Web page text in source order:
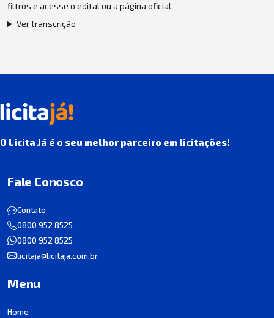
filtros e acesse o edital ou a página oficial.
Ver transcrição
O Licita Já é o seu melhor parceiro em licitações!
Fale Conosco
Contato
0800 952 8525
0800 952 8525
licitaja@licitaja.com.br
Menu
Home